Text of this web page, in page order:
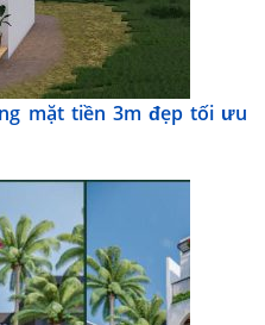
mặt tiền 3m đẹp tối ưu